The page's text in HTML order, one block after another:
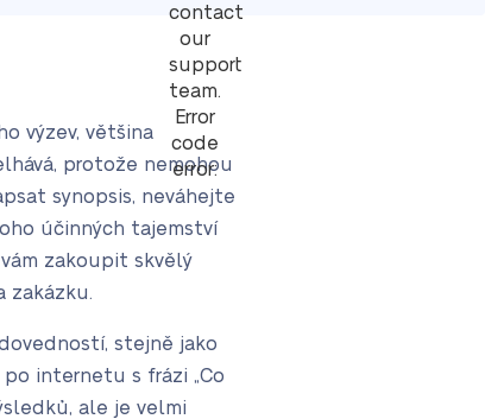
contact
our
support
team.
Error
code
error:
výzev, většina
protože nemohou
synopsis, neváhejte
účinných tajemství
zakoupit skvělý
zakázku.
stejně jako
internetu s frázi „Co
ale je velmi